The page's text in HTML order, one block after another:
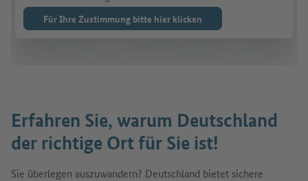
Für Ihre Zustimmung bitte hier klicken
Erfahren Sie, warum Deutschland
der richtige Ort für Sie ist!
Sie überlegen auszuwandern? Deutschland bietet sichere